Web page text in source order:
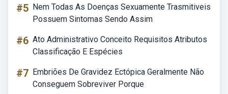
#5 Nem Todas As Doenças Sexuamente Trasmitiveis
Possuem Sintomas Sendo Assim
#6 Ato Administrativo Conceito Requisitos Atributos
Classificação E Espécies
#7 Embriões De Gravidez Ectópica Geralmente Não
Conseguem Sobreviver Porque